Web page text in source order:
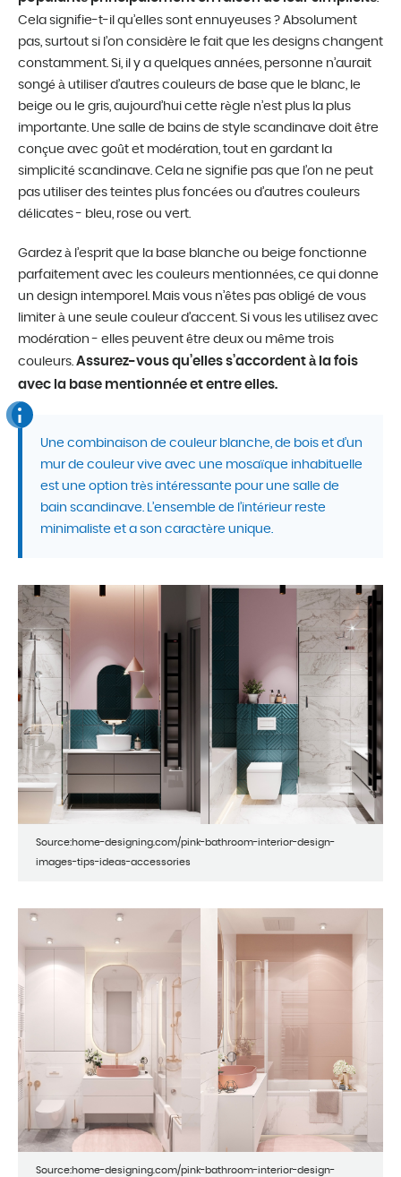
Cela signifie-t-il qu’elles sont ennuyeuses ? Absolument
pas, surtout si l’on considère le fait que les designs changent
constamment. Si, il y a quelques années, personne n’aurait
songé à utiliser d’autres couleurs de base que le blanc, le
beige ou le gris, aujourd’hui cette règle n’est plus la plus
importante. Une salle de bains de style scandinave doit être
conçue avec goût et modération, tout en gardant la
simplicité scandinave. Cela ne signifie pas que l’on ne peut
pas utiliser des teintes plus foncées ou d’autres couleurs
délicates - bleu, rose ou vert.
Gardez à l’esprit que la base blanche ou beige fonctionne
parfaitement avec les couleurs mentionnées, ce qui donne
un design intemporel. Mais vous n’êtes pas obligé de vous
limiter à une seule couleur d’accent. Si vous les utilisez avec
modération - elles peuvent être deux ou même trois
couleurs. Assurez-vous qu’elles s’accordent à la fois
avec la base mentionnée et entre elles.
Une combinaison de couleur blanche, de bois et d’un
mur de couleur vive avec une mosaïque inhabituelle
est une option très intéressante pour une salle de
bain scandinave. L’ensemble de l’intérieur reste
minimaliste et a son caractère unique.
Source:home-designing.com/pink-bathroom-interior-design-
images-tips-ideas-accessories
Source:home-designing.com/pink-bathroom-interior-design-